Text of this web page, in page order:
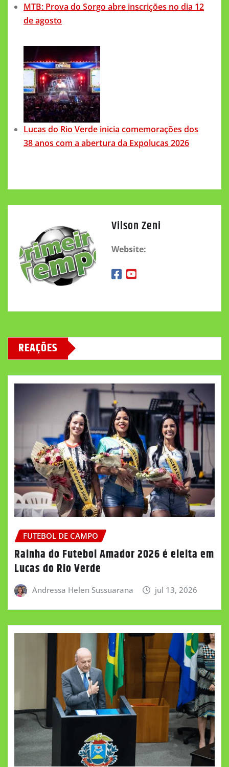
MTB: Prova do Sorgo abre inscrições no dia 12
de agosto
Lucas do Rio Verde inicia comemorações dos
38 anos com a abertura da Expolucas 2026
Vilson Zeni
Website:
REAÇÕES
FUTEBOL DE CAMPO
Rainha do Futebol Amador 2026 é eleita em
Lucas do Rio Verde
Andressa Helen Sussuarana jul 13, 2026